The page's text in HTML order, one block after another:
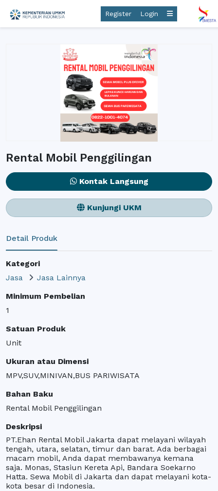
Register Login
Rental Mobil Penggilingan
Kontak Langsung
Kunjungi UKM
Detail Produk
Kategori
Jasa
Jasa Lainnya
Minimum Pembelian
1
Satuan Produk
Unit
Ukuran atau Dimensi
MPV,SUV,MINIVAN,BUS PARIWISATA
Bahan Baku
Rental Mobil Penggilingan
Deskripsi
PT.Ehan Rental Mobil Jakarta dapat melayani wilayah
tengah, utara, selatan, timur dan barat. Ada berbagai
macam mobil, Anda dapat membawanya kemana
saja. Monas, Stasiun Kereta Api, Bandara Soekarno
Hatta. Sewa Mobil di Jakarta dan dapat melayani kota-
kota besar di Indonesia.